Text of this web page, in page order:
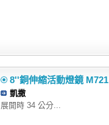
8''銅伸縮活動燈鏡 M721
凱撒
展開時 34 公分...